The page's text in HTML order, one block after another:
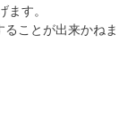
す。
ことが出来かねま